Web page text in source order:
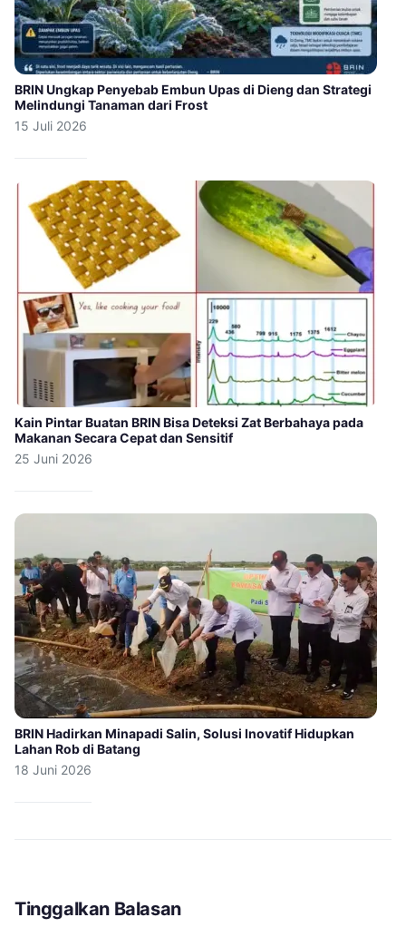
BRIN Ungkap Penyebab Embun Upas di Dieng dan Strategi
Melindungi Tanaman dari Frost
15 Juli 2026
Kain Pintar Buatan BRIN Bisa Deteksi Zat Berbahaya pada
Makanan Secara Cepat dan Sensitif
25 Juni 2026
BRIN Hadirkan Minapadi Salin, Solusi Inovatif Hidupkan
Lahan Rob di Batang
18 Juni 2026
Tinggalkan Balasan